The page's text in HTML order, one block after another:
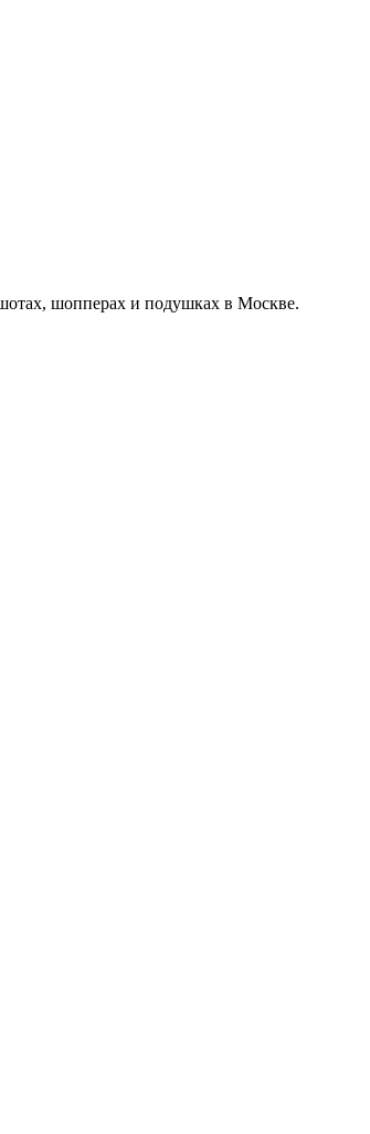
шопперах и подушках в Москве.